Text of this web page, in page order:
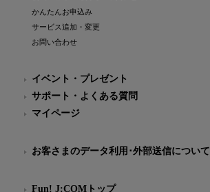
かんたんお申込み
サービス追加・変更
お問い合わせ
イベント・プレゼント
サポート・よくある質問
マイページ
お客さまのデータ利用･外部送信について
Fun! J:COMトップ